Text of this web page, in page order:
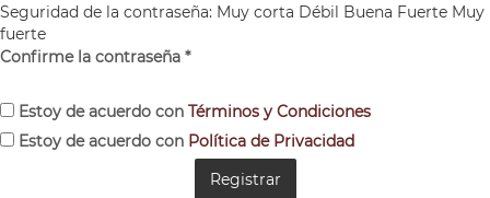
Seguridad de la contraseña: Muy corta Débil Buena Fuerte Muy
fuerte
Confirme la contraseña *
Estoy de acuerdo con Términos y Condiciones
Estoy de acuerdo con Política de Privacidad
Registrar